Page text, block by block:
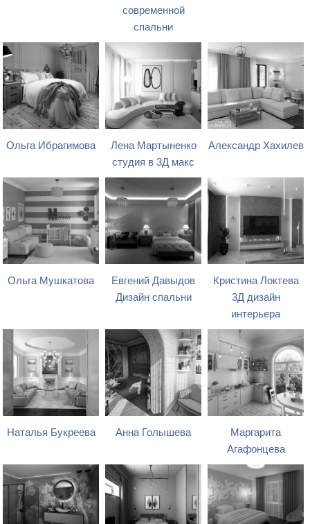
современной
спальни
Ольга Ибрагимова
Лена Мартыненко
студия в 3Д макс
Александр Хахилев
Ольга Мушкатова
Евгений Давыдов
Дизайн спальни
Кристина Локтева
3Д дизайн
интерьера
Наталья Букреева Анна Голышева
Маргарита
Агафонцева